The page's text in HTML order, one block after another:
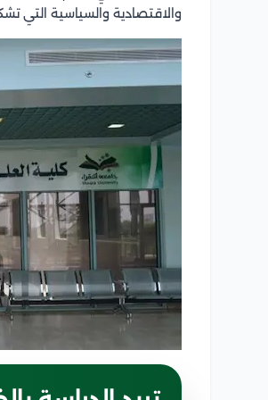
والاقتصادية والسياسية التي